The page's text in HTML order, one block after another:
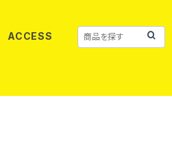
ACCESS